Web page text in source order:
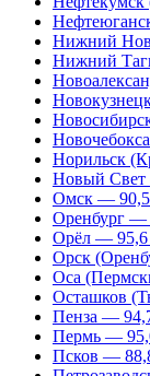
Нижний
Нижний
Норильск
Новый Свет
Омск —
Оренбург —
Орёл —
Орск
Оса
Осташков
Пенза —
Пермь —
Псков —